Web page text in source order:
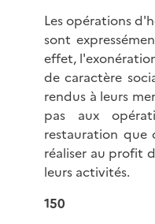
Les opérations
sont
effet,
de caractère
rendus à leurs
pas aux
restauration que
réaliser au profit
leurs activités.
150